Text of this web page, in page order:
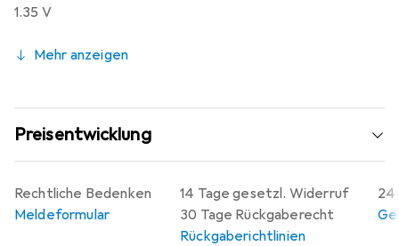
1.35 V
Mehr anzeigen
Preisentwicklung
14 Tage gesetzl. Widerruf
30 Tage Rückgaberecht
Rückgaberichtlinien
24
Rechtliche Bedenken
Meldeformular